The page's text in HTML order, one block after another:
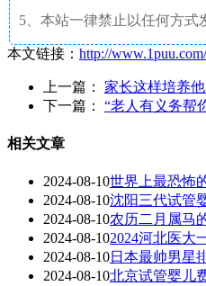
5、本站一律禁止以任何方
本文链接： http://
上一篇： 家长这样培养
下一篇： “老人有义务帮
相关文章
2024-08-10世界上最恐怖
2024-08-10沈阳三代试管
2024-08-10农历二月属马
2024-08-102024河北医大
2024-08-10日本最帅男星
2024-08-10北京试管婴儿